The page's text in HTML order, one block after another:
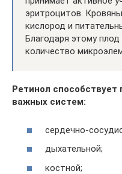
эритроцитов.
кислород и
Благодаря этому
количество
Ретинол
важных систем:
сердечно-
дыхательной;
костной;